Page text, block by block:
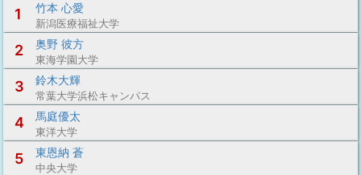
1
竹本 心愛
新潟医療福祉大学
2 奥野 彼方
東海学園大学
3 鈴木大輝
常葉大学浜松キャンパス
4 馬庭優太
東洋大学
5 東恩納 蒼
中央大学